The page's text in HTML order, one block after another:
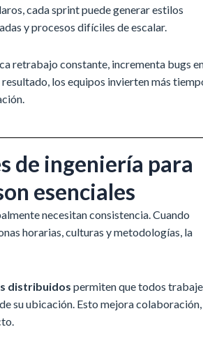
cada sprint puede generar estilos
y procesos difíciles de escalar.
retrabajo constante, incrementa bugs
los equipos invierten más
de ingeniería para
esenciales
necesitan consistencia. Cuando
horarias, culturas y metodologías, la
distribuidos permiten que todos
su ubicación. Esto mejora colaboración,